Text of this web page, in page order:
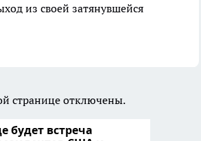
из своей затянувшейся
странице отключены.
будет встреча